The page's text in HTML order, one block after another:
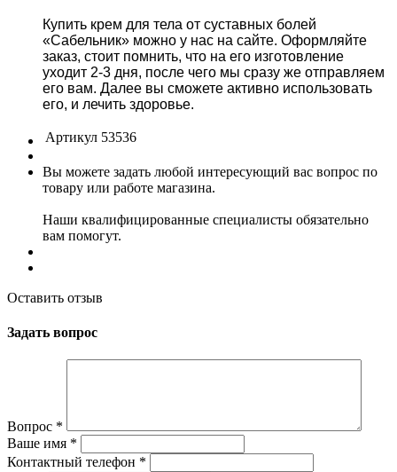
Купить крем для тела от суставных болей
«Сабельник» можно у нас на сайте. Оформляйте
заказ, стоит помнить, что на его изготовление
уходит 2-3 дня, после чего мы сразу же отправляем
его вам. Далее вы сможете активно использовать
его, и лечить здоровье.
Артикул 53536
Вы можете задать любой интересующий вас вопрос по
товару или работе магазина.
Наши квалифицированные специалисты обязательно
вам помогут.
Оставить отзыв
Задать вопрос
Вопрос *
Ваше имя *
Контактный телефон *